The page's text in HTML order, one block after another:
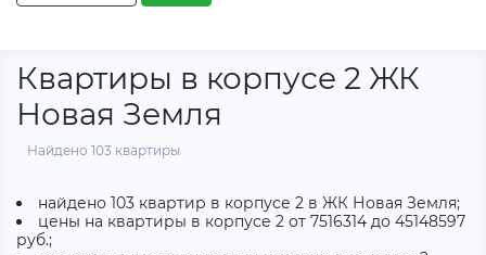
Квартиры в корпусе 2 ЖК
Новая Земля
Найдено 103 квартиры
найдено 103 квартир в корпусе 2 в ЖК Новая Земля;
цены на квартиры в корпусе 2 от 7516314 до 45148597
руб.;